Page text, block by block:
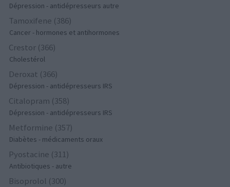
Dépression - antidépresseurs autre
Tamoxifene (386)
Cancer - hormones et antihormones
Crestor (366)
Cholestérol
Deroxat (366)
Dépression - antidépresseurs IRS
Citalopram (358)
Dépression - antidépresseurs IRS
Metformine (357)
Diabètes - médicaments oraux
Pyostacine (311)
Antibiotiques - autre
Bisoprolol (300)